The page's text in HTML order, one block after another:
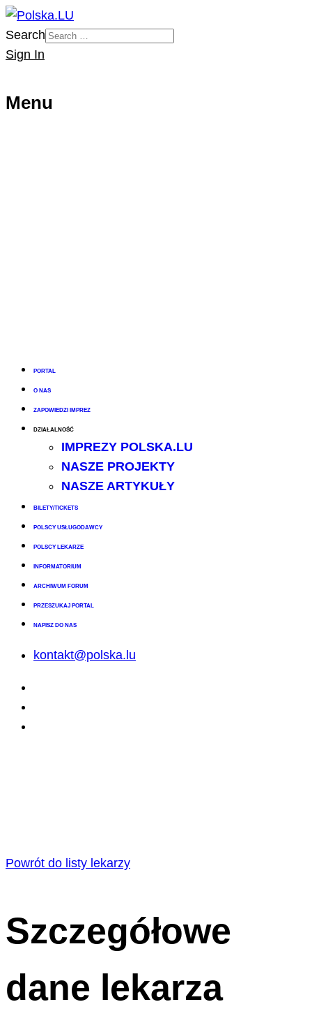
Search
Sign In
Menu
PORTAL
O NAS
ZAPOWIEDZI IMPREZ
DZIAŁALNOŚĆ
IMPREZY POLSKA.LU
NASZE PROJEKTY
NASZE ARTYKUŁY
BILETY/TICKETS
POLSCY USŁUGODAWCY
POLSCY LEKARZE
INFORMATORIUM
ARCHIWUM FORUM
PRZESZUKAJ PORTAL
NAPISZ DO NAS
kontakt@polska.lu
Powrót do listy lekarzy
Szczegółowe
dane lekarza